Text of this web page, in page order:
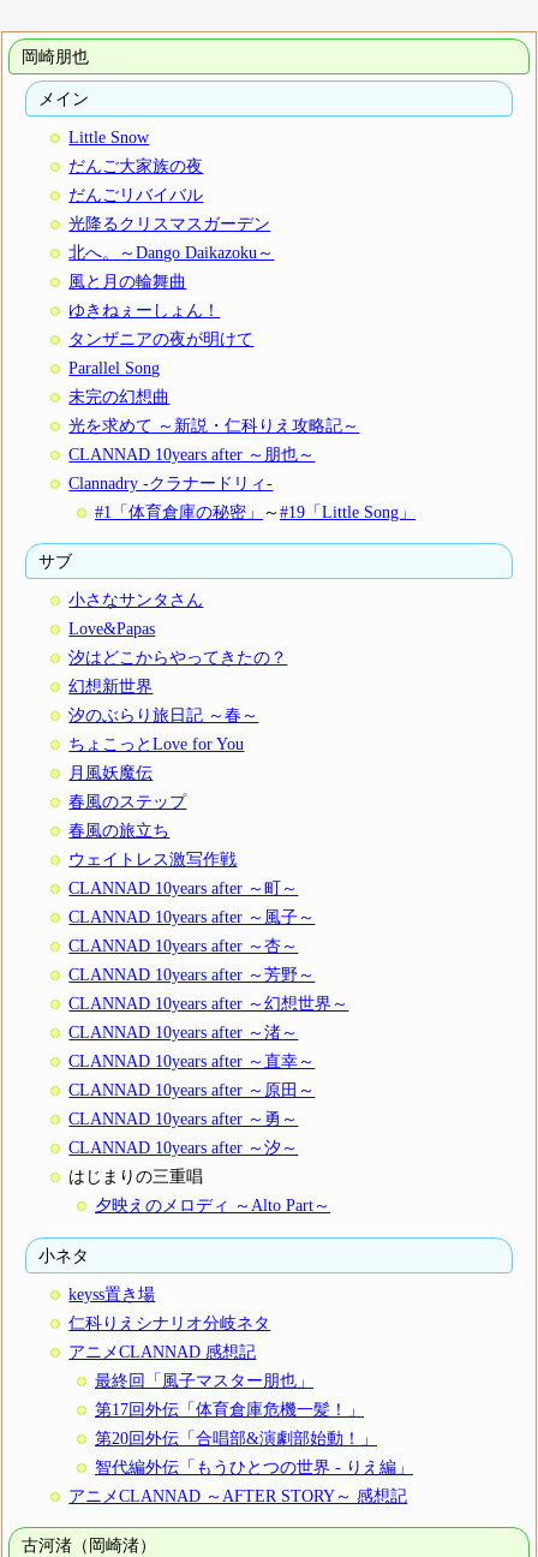
岡崎朋也
メイン
Little Snow
だんご大家族の夜
だんごリバイバル
光降るクリスマスガーデン
北へ。～Dango Daikazoku～
風と月の輪舞曲
ゆきねぇーしょん！
タンザニアの夜が明けて
Parallel Song
未完の幻想曲
光を求めて ～新説・仁科りえ攻略記～
CLANNAD 10years after ～朋也～
Clannadry -クラナードリィ-
#1「体育倉庫の秘密」
～#19「Little Song」
サブ
小さなサンタさん
Love&Papas
汐はどこからやってきたの？
幻想新世界
汐のぶらり旅日記 ～春～
ちょこっとLove for You
月風妖魔伝
春風のステップ
春風の旅立ち
ウェイトレス激写作戦
CLANNAD 10years after ～町～
CLANNAD 10years after ～風子～
CLANNAD 10years after ～杏～
CLANNAD 10years after ～芳野～
CLANNAD 10years after ～幻想世界～
CLANNAD 10years after ～渚～
CLANNAD 10years after ～直幸～
CLANNAD 10years after ～原田～
CLANNAD 10years after ～勇～
CLANNAD 10years after ～汐～
はじまりの三重唱
夕映えのメロディ ～Alto Part～
小ネタ
keyss置き場
仁科りえシナリオ分岐ネタ
アニメCLANNAD 感想記
最終回「風子マスター朋也」
第17回外伝「体育倉庫危機一髪！」
第20回外伝「合唱部&演劇部始動！」
智代編外伝「もうひとつの世界 - りえ編」
アニメCLANNAD ～AFTER STORY～ 感想記
古河渚（岡崎渚）